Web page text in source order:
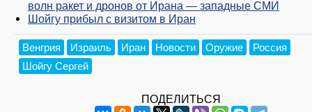
волн ракет и дронов от Ирана — западные СМИ
Шойгу прибыл с визитом в Иран
Венгрия Израиль Иран Новости Оружие
Россия
Шойгу Сергей
ПОДЕЛИТЬСЯ